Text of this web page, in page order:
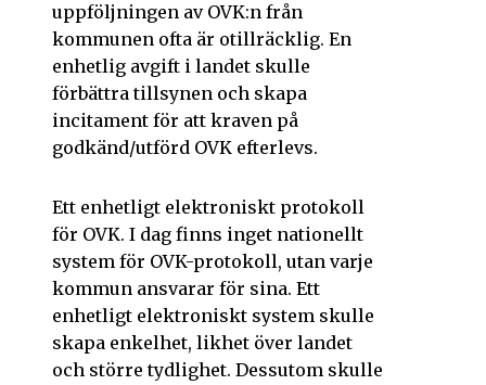
uppföljningen av OVK:n från
kommunen ofta är otillräcklig. En
enhetlig avgift i landet skulle
förbättra tillsynen och skapa
incitament för att kraven på
godkänd/utförd OVK efterlevs.
Ett enhetligt elektroniskt protokoll
för OVK. I dag finns inget nationellt
system för OVK-protokoll, utan varje
kommun ansvarar för sina. Ett
enhetligt elektroniskt system skulle
skapa enkelhet, likhet över landet
och större tydlighet. Dessutom skulle